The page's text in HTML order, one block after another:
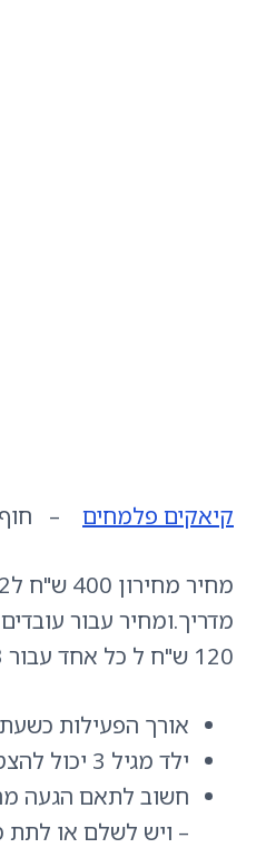
קיאקים פלמחים – חוף
120 ש"ח ל כל אחד עבור 3 אנשים כולל ליווי של מדריך.
אורך הפעילות
ילד מגיל 3 יכול להצטרף עם ההורים.
– ויש לשלם או לתת